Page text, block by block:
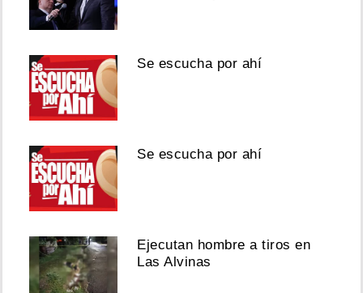
Se escucha por ahí
Se escucha por ahí
Ejecutan hombre a tiros en
Las Alvinas